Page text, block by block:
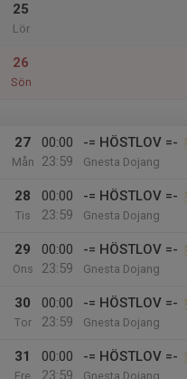
25
Lör
26
Sön
27
Mån
00:00
23:59
-= HÖSTLOV =-
Gnesta Dojang
28
Tis
00:00
23:59
-= HÖSTLOV =-
Gnesta Dojang
29
Ons
00:00
23:59
-= HÖSTLOV =-
Gnesta Dojang
30
Tor
00:00
23:59
-= HÖSTLOV =-
Gnesta Dojang
31
Fre
00:00
23:59
-= HÖSTLOV =-
Gnesta Dojang